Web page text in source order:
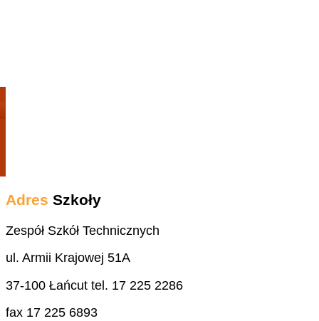
Adres Szkoły
Zespół Szkół Technicznych
ul. Armii Krajowej 51A
37-100 Łańcut tel. 17 225 2286
fax 17 225 6893